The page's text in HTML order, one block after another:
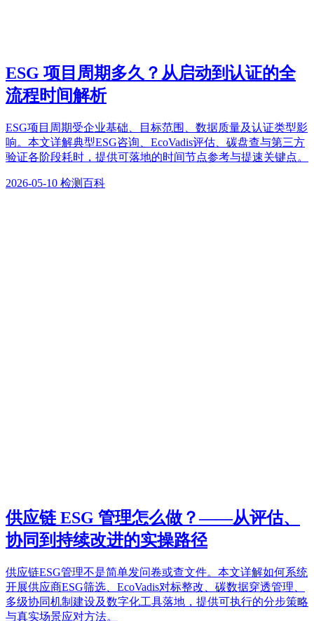
ESG 项目周期多久？从启动到认证的全
流程时间解析
ESG项目周期受企业基础、目标范围、数据质量及认证类型影
响。本文详解典型ESG咨询、EcoVadis评估、碳盘查与第三方
验证各阶段耗时，提供可落地的时间节点参考与提速关键点。
2026-05-10 检测百科
供应链 ESG 管理怎么做？——从评估、
协同到持续改进的实操路径
供应链ESG管理不是简单发问卷或查文件。本文详解如何系统
开展供应商ESG筛选、EcoVadis对标整改、碳数据穿透管理、
多级协同机制建设及数字化工具落地，提供可执行的分步策略
与真实场景应对方法。